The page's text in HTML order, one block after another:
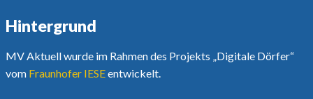
Hintergrund
MV Aktuell wurde im Rahmen des Projekts „Digitale Dörfer“
vom Fraunhofer IESEentwickelt.